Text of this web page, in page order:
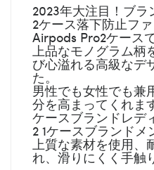
2023年大注目！ブラ
2ケース落下防止フ
Airpods Pro2ケース
上品なモノグラム
び心溢れる高級なデ
た。
男性でも女性でも兼
分を高まってくれま
ケースブランドレデ
2 1ケースブランドメ
上質な素材を使用
れ、滑りにくく手触